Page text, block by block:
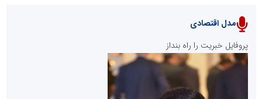
پایگاه خبری نهضت ملی مسکن
مدل اقتصادی
پروفایل خبریت را راه بنداز